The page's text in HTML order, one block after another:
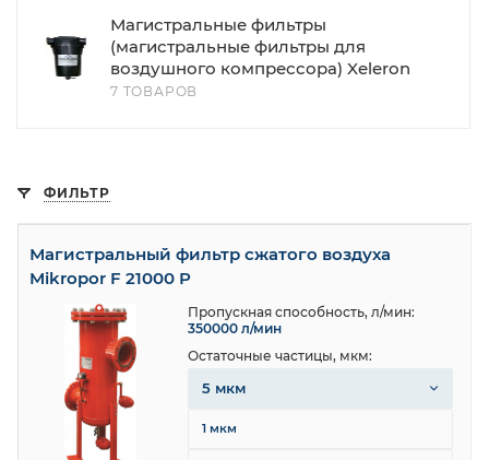
Магистральные фильтры
(магистральные фильтры для
воздушного компрессора) Xeleron
7 ТОВАРОВ
ФИЛЬТР
Магистральный фильтр сжатого воздуха
Mikropor F 21000 P
Пропускная способность, л/мин:
350000 л/мин
Остаточные частицы, мкм:
5 мкм
1 мкм